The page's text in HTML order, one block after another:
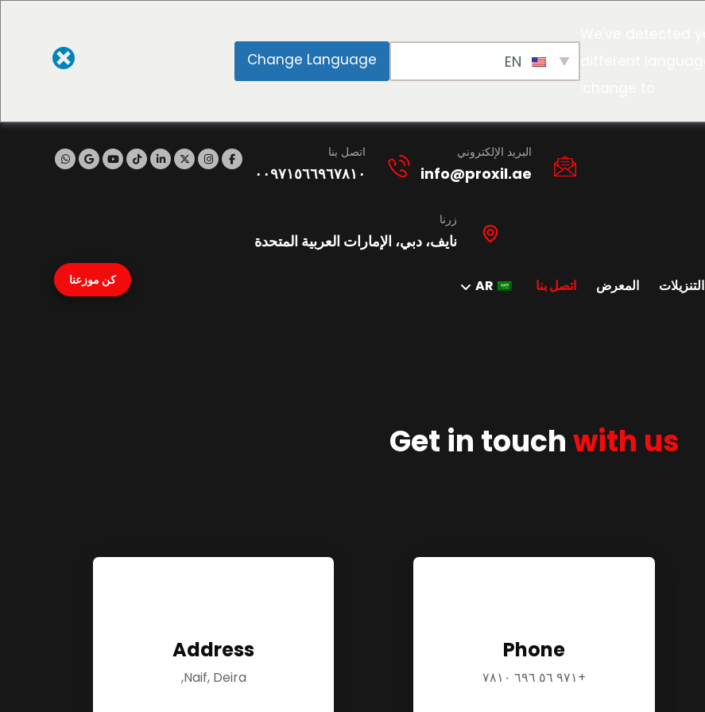
Change Language
اتصل بنا
٠٠٩٧١٥٦٦٩٦٧٨١٠
البريد الإلكتروني
info@proxil.ae
زرنا
نايف، دبي، الإمارات العربية المتحدة
التنزيلات المعرض اتصل بنا AR كن موزعنا
Get in touchwith us
Phone
+٩٧١ ٥٦ ٦٩٦ ٧٨١٠
Address
Naif, Deira,